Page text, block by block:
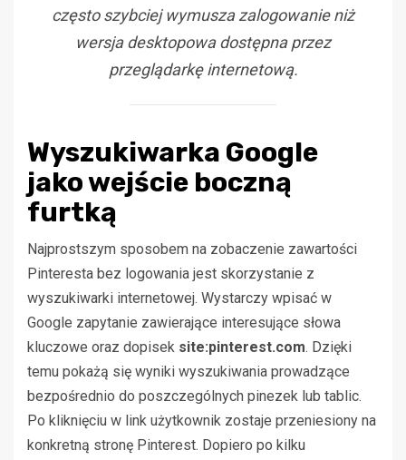
często szybciej wymusza zalogowanie niż
wersja desktopowa dostępna przez
przeglądarkę internetową.
Wyszukiwarka Google
jako wejście boczną
furtką
Najprostszym sposobem na zobaczenie zawartości
Pinteresta bez logowania jest skorzystanie z
wyszukiwarki internetowej. Wystarczy wpisać w
Google zapytanie zawierające interesujące słowa
kluczowe oraz dopisek site:pinterest.com. Dzięki
temu pokażą się wyniki wyszukiwania prowadzące
bezpośrednio do poszczególnych pinezek lub tablic.
Po kliknięciu w link użytkownik zostaje przeniesiony na
konkretną stronę Pinterest. Dopiero po kilku